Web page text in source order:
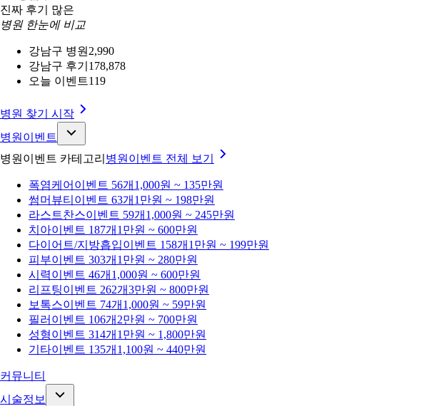
진짜 후기 많은
병원 한눈에 비교
강남구 병원 2,990
강남구 후기 178,878
오늘 이벤트119
병원 찾기 시작
병원이벤트
병원이벤트 카테고리 병원이벤트 전체 보기
폭염케어 이벤트 56개 1,000원 ~ 135만원
썸머뷰티 이벤트 63개 1만원 ~ 198만원
라스트찬스이벤트 59개 1,000원 ~ 245만원
치아이벤트 187개 1만원 ~ 600만원
다이어트/지방흡입이벤트 158개 1만원 ~ 199만원
피부이벤트 303개 1만원 ~ 280만원
시력이벤트 46개 1,000원 ~ 600만원
리프팅이벤트 262개3만원 ~ 800만원
보톡스이벤트 74개 1,000원 ~ 59만원
필러 이벤트 106개 2만원 ~ 700만원
성형이벤트 314개 1만원 ~ 1,800만원
기타이벤트 135개 1,100원 ~ 440만원
커뮤니티
시술정보